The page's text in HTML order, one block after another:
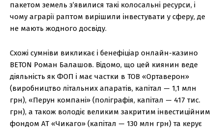
пакетом земель з’явилися такі колосальні ресурси, і
чому аграрії раптом вирішили інвестувати у сферу, де
не мають жодного досвіду.
Схожі сумніви викликає і бенефіціар онлайн-казино
BETON Роман Балашов. Відомо, що цей киянин веде
діяльність як ФОП і має частки в ТОВ «Ортаверон»
(виробництво літальних апаратів, капітал — 1,1 млн
грн), «Перун компані» (поліграфія, капітал — 417 тис.
грн), а також володіє великим закритим інвестиційним
фондом АТ «Чикаго» (капітал — 130 млн грн) та керує